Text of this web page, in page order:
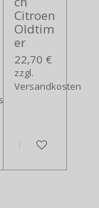
Citroen
Oldtim
er
22,70 €
zzgl.
Versandkosten
In den